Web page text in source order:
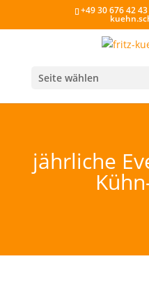
+49 30 676 42 43
Seite wählen
jährliche